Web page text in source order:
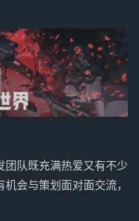
团队既充满热爱又有不少
会与策划面对面交流，